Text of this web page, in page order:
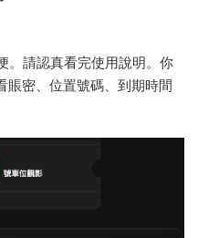
。請認真看完使用說明。你
賬密、位置號碼、到期時間